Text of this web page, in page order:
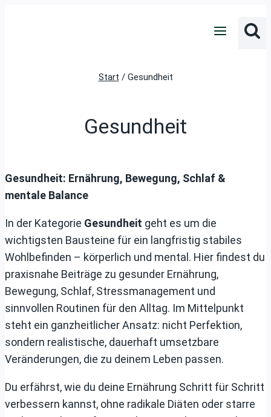
Start / Gesundheit
Gesundheit
Gesundheit: Ernährung, Bewegung, Schlaf &
mentale Balance
In der Kategorie Gesundheit geht es um die
wichtigsten Bausteine für ein langfristig stabiles
Wohlbefinden – körperlich und mental. Hier findest du
praxisnahe Beiträge zu gesunder Ernährung,
Bewegung, Schlaf, Stressmanagement und
sinnvollen Routinen für den Alltag. Im Mittelpunkt
steht ein ganzheitlicher Ansatz: nicht Perfektion,
sondern realistische, dauerhaft umsetzbare
Veränderungen, die zu deinem Leben passen.
Du erfährst, wie du deine Ernährung Schritt für Schritt
verbessern kannst, ohne radikale Diäten oder starre